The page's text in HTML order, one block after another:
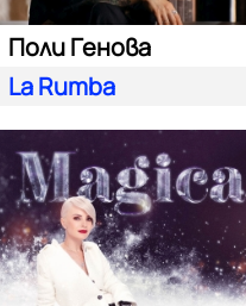
Поли Генова
La Rumba